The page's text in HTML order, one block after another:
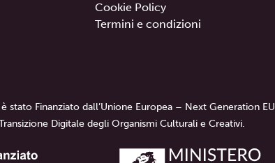
Cookie Policy
Termini e condizioni
stato Finanziato dall’Unione Europea – Next Generation EU
Digitale degli Organismi Culturali e Creativi.